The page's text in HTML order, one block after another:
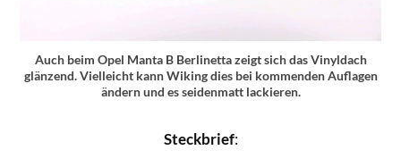
Auch beim Opel Manta B Berlinetta zeigt sich das Vinyldach
glänzend. Vielleicht kann Wiking dies bei kommenden Auflagen
ändern und es seidenmatt lackieren.
Steckbrief: